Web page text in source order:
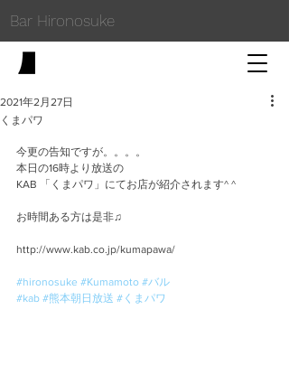
Bar Hironosuke
くまパワ
2021年2月27日
今更の告知ですが。。。。
本日の16時より放送の
KAB 「くまパワ」にてお店が紹介されます^ ^
お時間ある方は是非♫
http://www.kab.co.jp/kumapawa/
#hironosuke #Kumamoto #バル
#kab #熊本朝日放送 #くまパワ